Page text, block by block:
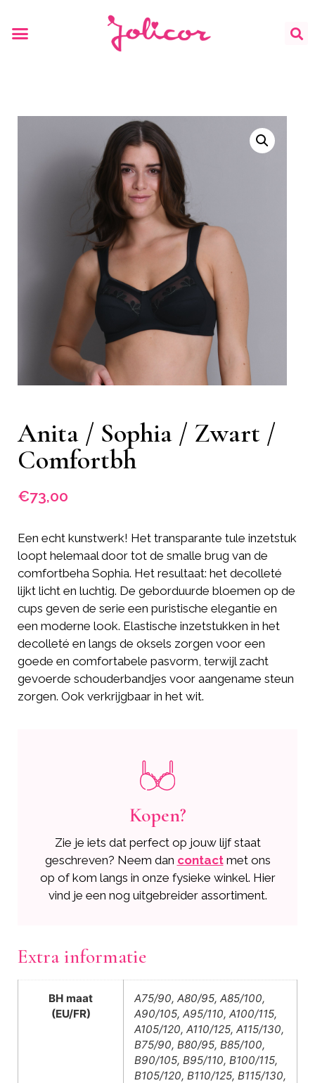
Anita / Sophia / Zwart /
Comfortbh
€73,00
Een echt kunstwerk! Het transparante tule inzetstuk
loopt helemaal door tot de smalle brug van de
comfortbeha Sophia. Het resultaat: het decolleté
lijkt licht en luchtig. De geborduurde bloemen op de
cups geven de serie een puristische elegantie en
een moderne look. Elastische inzetstukken in het
decolleté en langs de oksels zorgen voor een
goede en comfortabele pasvorm, terwijl zacht
gevoerde schouderbandjes voor aangename steun
zorgen. Ook verkrijgbaar in het wit.
Kopen?
Zie je iets dat perfect op jouw lijf staat
geschreven? Neem dan contact met ons
op of kom langs in onze fysieke winkel. Hier
vind je een nog uitgebreider assortiment.
Extra informatie
BH maat
(EU/FR)
A75/90, A80/95, A85/100,
A90/105, A95/110, A100/115,
A105/120, A110/125, A115/130,
B75/90, B80/95, B85/100,
B90/105, B95/110, B100/115,
B105/120, B110/125, B115/130,